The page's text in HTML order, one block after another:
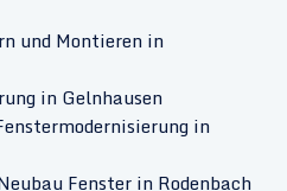
und Montieren in
in Gelnhausen
in
Fenster in Rodenbach